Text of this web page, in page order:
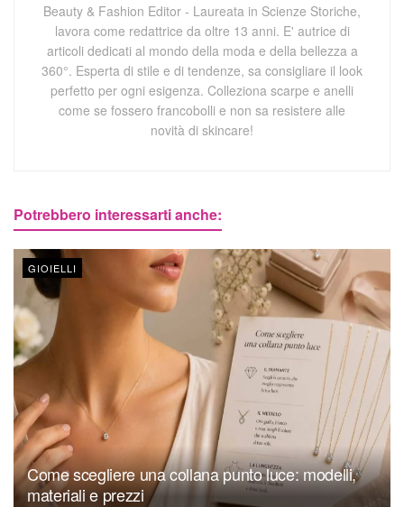
Beauty & Fashion Editor - Laureata in Scienze Storiche,
lavora come redattrice da oltre 13 anni. E' autrice di
articoli dedicati al mondo della moda e della bellezza a
360°. Esperta di stile e di tendenze, sa consigliare il look
perfetto per ogni esigenza. Colleziona scarpe e anelli
come se fossero francobolli e non sa resistere alle
novità di skincare!
Potrebbero interessarti anche:
GIOIELLI
Come scegliere una collana punto luce: modelli,
materiali e prezzi